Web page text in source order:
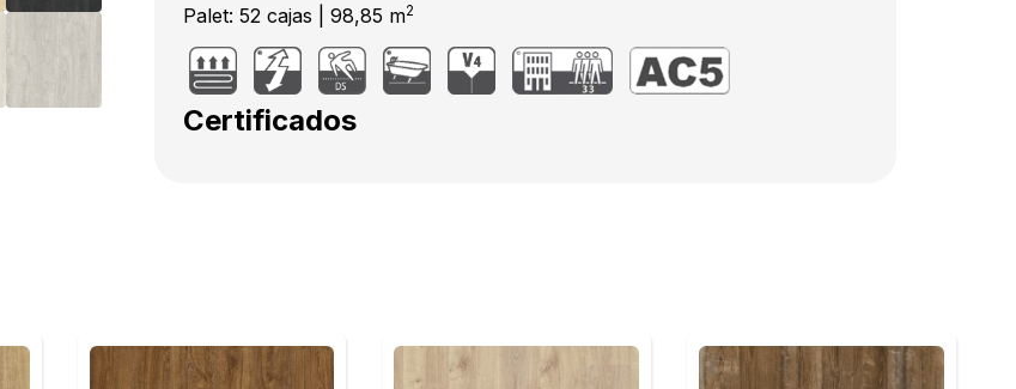
Palet: 52 cajas | 98,85 m2
Certificados